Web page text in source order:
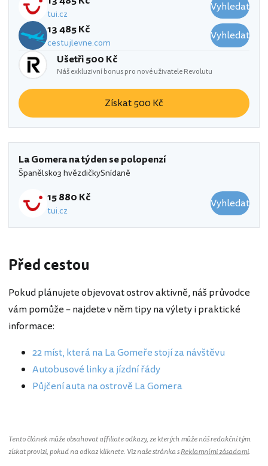
tui.cz
Vyhledat
13 485 Kč
cestujlevne.com
Vyhledat
Ušetři 500 Kč
Náš exkluzivní bonus pro nové uživatele Revolutu
Získat 500 Kč
La Gomera na týden se polopenzí
Španělsko3 hvězdičkySnídaně
15 880 Kč
tui.cz Vyhledat
Před cestou
Pokud plánujete objevovat ostrov aktivně, náš průvodce
vám pomůže – najdete v něm tipy na výlety i praktické
informace:
22 míst, která na La Gomeře stojí za návštěvu
Autobusové linky a jízdní řády
Půjčení auta na ostrově La Gomera
Tento článek může obsahovat affiliate odkazy, ze kterých může náš redakční tým
získat provizi, pokud na odkaz kliknete. Viz naše stránka sReklamními zásadami.